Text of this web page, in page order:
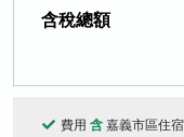
含稅總額
費用 含 嘉義市區住